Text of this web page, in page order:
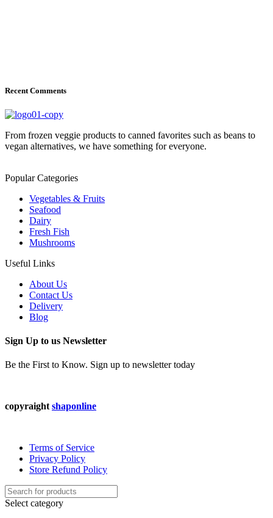
Recent Comments
From frozen veggie products to canned favorites such as beans to
vegan alternatives, we have something for everyone.
Popular Categories
Vegetables & Fruits
Seafood
Dairy
Fresh Fish
Mushrooms
Useful Links
About Us
Contact Us
Delivery
Blog
Sign Up to us Newsletter
Be the First to Know. Sign up to newsletter today
copyraight shaponline
Terms of Service
Privacy Policy
Store Refund Policy
Select category